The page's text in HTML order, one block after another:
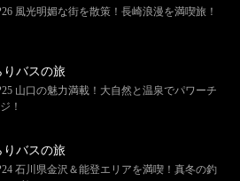
風光明媚な街を散策！長崎浪漫を満喫旅！
りバスの旅
山口の魅力満載！大自然と温泉でパワーチ
！
りバスの旅
石川県金沢＆能登エリアを満喫！真冬の釣